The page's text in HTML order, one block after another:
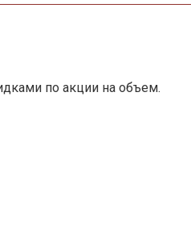
по акции на объем.